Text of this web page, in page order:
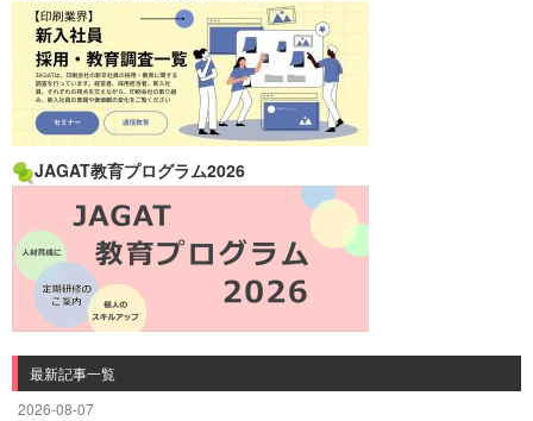
JAGAT教育プログラム2026
最新記事一覧
2026-08-07